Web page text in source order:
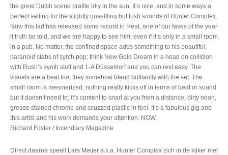
the great Dutch scene prattle idly in the sun. It’s nice, and in some ways a
perfect setting for the slightly unsettling but lush sounds of Hunter Complex.
Now this lad has released some record in Heat, one of our faves of the year
if truth be told, and we are happy to see him; even if it’s only in a small room
in a pub. No matter, the confined space adds something to his beautiful,
paranoid slabs of synth pop; think New Gold Dream in a head on collision
with Rush’s synth stuff and 1-A Düsseldorf and you can rest easy. The
visuals are a treat too; they somehow blend brilliantly with the set. The
small room is mesmerized, nothing really kicks off in terms of beat or sound
but it doesn’t need to; it’s content to snarl at you from a distance, dirty neon,
grease stained chrome and scuzzed plastic in feel. It’s a fabulous gig and
this artist and his work demands your attention. NOW.
Richard Foster / Incendiary Magazine
Direct daarna speelt Lars Meijer a.k.a. Hunter Complex zich in de kijker met